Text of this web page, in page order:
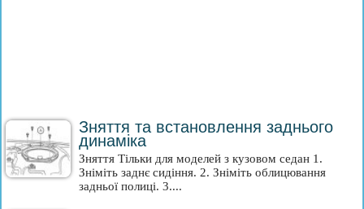
Зняття та встановлення заднього
динаміка
Зняття Тільки для моделей з кузовом седан 1.
Зніміть заднє сидіння. 2. Зніміть облицювання
задньої полиці. 3....